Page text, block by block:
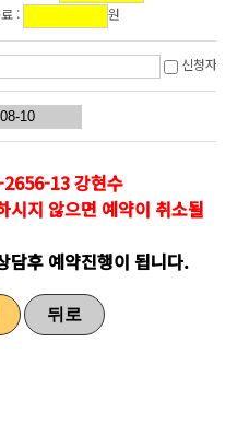
:
원
신청자와 동
13 강현수
시지 않으면 예약이 취소될
담후 예약진행이 됩니다.